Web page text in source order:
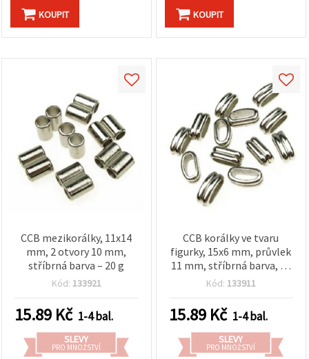
KOUPIT KOUPIT
CCB mezikorálky, 11x14
mm, 2 otvory 10 mm,
stříbrná barva – 20 g
Kód: 133921
15.89 Kč 1-4 bal.
SLEVY
PRO MNOŽSTVÍ
CCB korálky ve tvaru
figurky, 15x6 mm, průvlek
11 mm, stříbrná barva, 20
g
Kód: 133911
15.89 Kč 1-4 bal.
SLEVY
PRO MNOŽSTVÍ